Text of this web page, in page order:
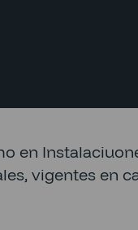
en
vigentes en